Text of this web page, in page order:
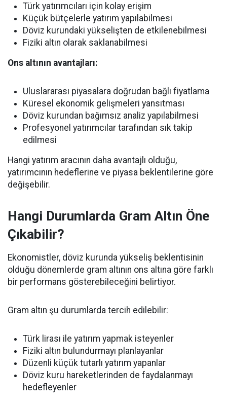
Türk yatırımcıları için kolay erişim
Küçük bütçelerle yatırım yapılabilmesi
Döviz kurundaki yükselişten de etkilenebilmesi
Fiziki altın olarak saklanabilmesi
Ons altının avantajları:
Uluslararası piyasalara doğrudan bağlı fiyatlama
Küresel ekonomik gelişmeleri yansıtması
Döviz kurundan bağımsız analiz yapılabilmesi
Profesyonel yatırımcılar tarafından sık takip
edilmesi
Hangi yatırım aracının daha avantajlı olduğu,
yatırımcının hedeflerine ve piyasa beklentilerine göre
değişebilir.
Hangi Durumlarda Gram Altın Öne
Çıkabilir?
Ekonomistler, döviz kurunda yükseliş beklentisinin
olduğu dönemlerde gram altının ons altına göre farklı
bir performans gösterebileceğini belirtiyor.
Gram altın şu durumlarda tercih edilebilir:
Türk lirası ile yatırım yapmak isteyenler
Fiziki altın bulundurmayı planlayanlar
Düzenli küçük tutarlı yatırım yapanlar
Döviz kuru hareketlerinden de faydalanmayı
hedefleyenler